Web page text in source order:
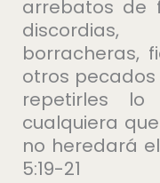
arrebatos de
discordias,
borracheras,
otros
repetirles
cualquiera
no heredará
5:19-21